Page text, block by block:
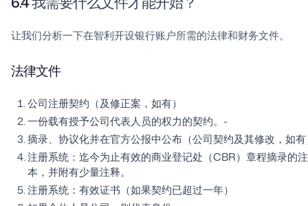
让我们分析一下在智利开设银行账户所需的法律和财务文件。
法律文件
公司注册契约（及修正案，如有）
一份载有授予公司代表人员的权力的契约。-
摘录、协议化并在官方公报中公布（公司契约及其修改，如
注册系统：迄今为止有效的商业登记处（CBR）章程摘录的
本，并附有少量注释。
注册系统：有效证书（如果契约已超过一年）